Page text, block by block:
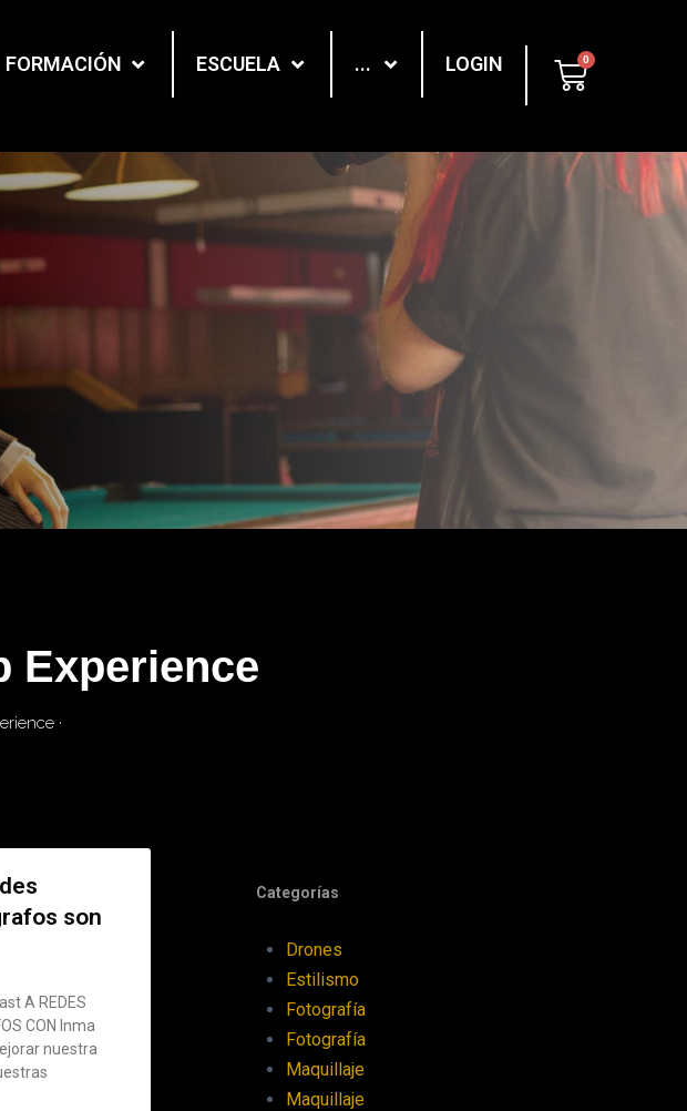
FORMACIÓN ESCUELA ... LOGIN
Experience
·
son
A REDES
CON Inma
nuestra
Categorías
Drones
Estilismo
Fotografía
Fotografía
Maquillaje
Maquillaje